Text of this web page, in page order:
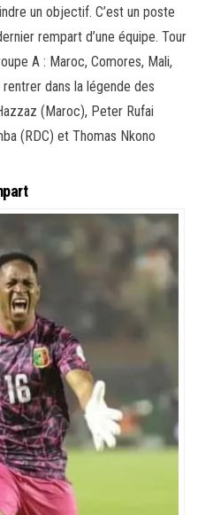
un objectif. C’est un poste
rempart d’une équipe. Tour
A : Maroc, Comores, Mali,
dans la légende des
(Maroc), Peter Rufai
(RDC) et Thomas Nkono